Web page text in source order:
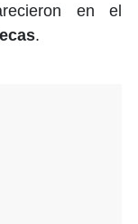
en el
.